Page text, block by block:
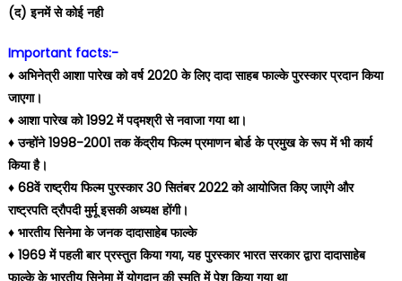
(द) इनमें से कोई नही
Important facts:-
♦️ अभिनेत्री आशा पारेख को वर्ष 2020 के लिए दादा साहब फाल्के पुरस्कार प्रदान किया
जाएगा।
♦️ आशा पारेख को 1992 में पद्मश्री से नवाजा गया था।
♦️ उन्होंने 1998-2001 तक केंद्रीय फिल्म प्रमाणन बोर्ड के प्रमुख के रूप में भी कार्य
किया है।
♦️ 68वें राष्ट्रीय फिल्म पुरस्कार 30 सितंबर 2022 को आयोजित किए जाएंगे और
राष्ट्रपति द्रौपदी मुर्मू इसकी अध्यक्ष होंगी।
♦️ भारतीय सिनेमा के जनक दादासाहेब फाल्के
♦️ 1969 में पहली बार प्रस्तुत किया गया, यह पुरस्कार भारत सरकार द्वारा दादासाहेब
फाल्के के भारतीय सिनेमा में योगदान की स्मृति में पेश किया गया था